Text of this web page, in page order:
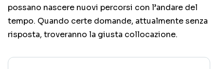
possano nascere nuovi percorsi con l’andare del
tempo. Quando certe domande, attualmente senza
risposta, troveranno la giusta collocazione.